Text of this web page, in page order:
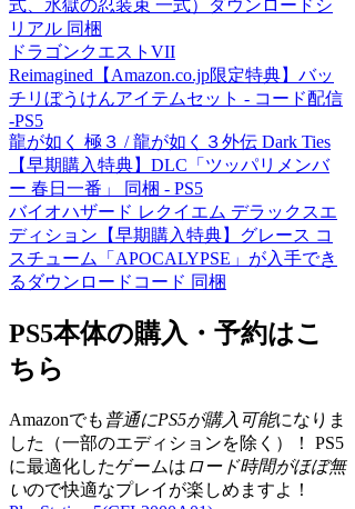
式、氷獄の忍装束 一式）ダウンロードシ
リアル 同梱
ドラゴンクエストVII
Reimagined【Amazon.co.jp限定特典】バッ
チリぼうけんアイテムセット - コード配信
-PS5
龍が如く 極３ / 龍が如く３外伝 Dark Ties
【早期購入特典】DLC「ツッパリメンバ
ー 春日一番」 同梱 - PS5
バイオハザード レクイエム デラックスエ
ディション【早期購入特典】グレース コ
スチューム「APOCALYPSE」が入手でき
るダウンロードコード 同梱
PS5本体の購入・予約はこ
ちら
Amazonでも 普通にPS5が購入可能になりま
した（一部のエディションを除く）！ PS5
に最適化したゲームは ロード時間がほぼ無
いので快適なプレイが楽しめますよ！